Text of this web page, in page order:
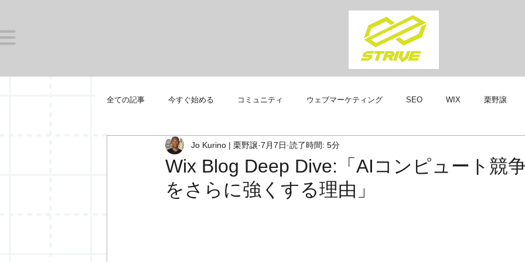
全ての記事 今すぐ始める コミュニティ ウェブマーケティング SEO WIX 栗野譲
WCT W365 GOOGLE WIXホームページ制作
WIXイベント エリータスデザイン WIX CODE WIXウェブマスター
Wix Blog Deep Dive:「AIコンピュート競
をさらに強くする理由」
Jo Kurino | 栗野譲 7月7日 読了時間: 5分